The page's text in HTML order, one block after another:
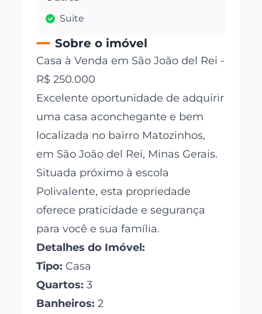
Suite
Sobre o imóvel
Casa à Venda em São João del Rei -
R$ 250.000
Excelente oportunidade de adquirir
uma casa aconchegante e bem
localizada no bairro Matozinhos,
em São João del Rei, Minas Gerais.
Situada próximo à escola
Polivalente, esta propriedade
oferece praticidade e segurança
para você e sua família.
Detalhes do Imóvel:
Tipo: Casa
Quartos: 3
Banheiros: 2